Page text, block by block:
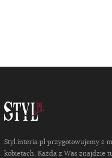
Styl.interia.pl przygotowujemy z
kobietach. Każda z Was znajdzie